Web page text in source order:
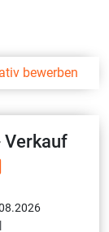
bewerben
Verkauf